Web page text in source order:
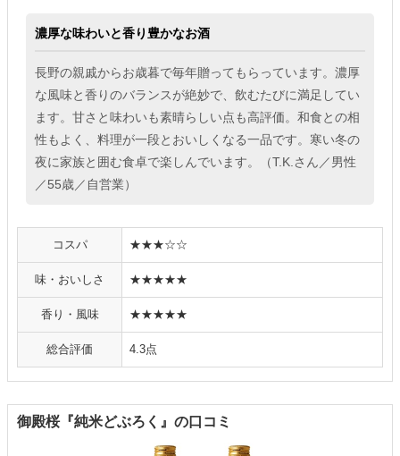
濃厚な味わいと香り豊かなお酒
長野の親戚からお歳暮で毎年贈ってもらっています。濃厚
な風味と香りのバランスが絶妙で、飲むたびに満足してい
ます。甘さと味わいも素晴らしい点も高評価。和食との相
性もよく、料理が一段とおいしくなる一品です。寒い冬の
夜に家族と囲む食卓で楽しんでいます。（T.K.さん／男性
／55歳／自営業）
コスパ ★★★☆☆
味・おいしさ ★★★★★
香り・風味 ★★★★★
総合評価 4.3点
御殿桜『純米どぶろく』の口コミ